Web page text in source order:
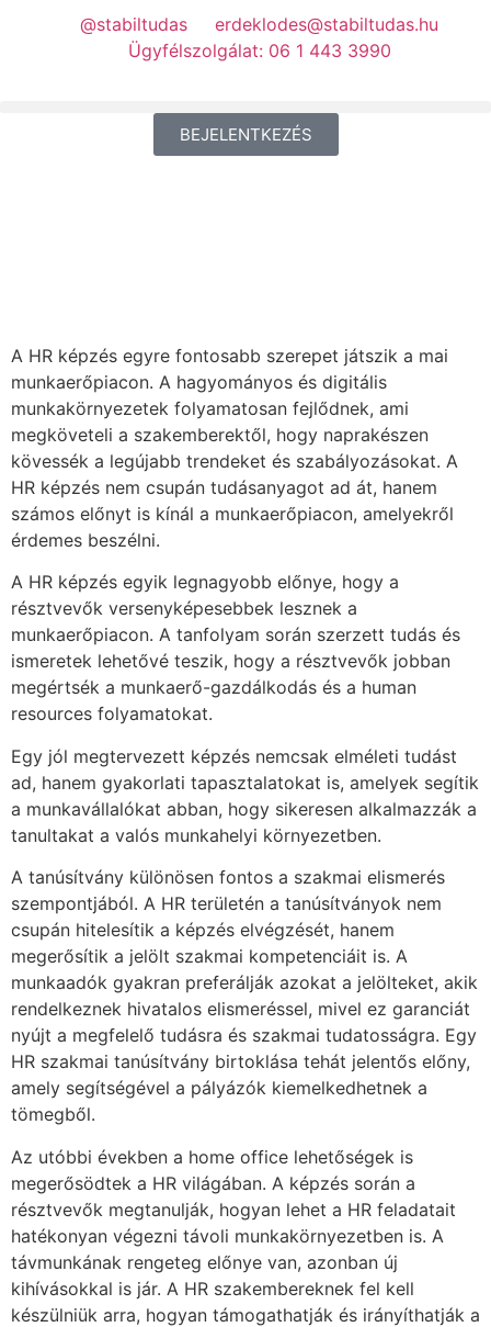
@stabiltudas
erdeklodes@stabiltudas.hu
Ügyfélszolgálat: 06 1 443 3990
BEJELENTKEZÉS
A HR képzés egyre fontosabb szerepet játszik a mai
munkaerőpiacon. A hagyományos és digitális
munkakörnyezetek folyamatosan fejlődnek, ami
megköveteli a szakemberektől, hogy naprakészen
kövessék a legújabb trendeket és szabályozásokat. A
HR képzés nem csupán tudásanyagot ad át, hanem
számos előnyt is kínál a munkaerőpiacon, amelyekről
érdemes beszélni.
A HR képzés egyik legnagyobb előnye, hogy a
résztvevők versenyképesebbek lesznek a
munkaerőpiacon. A tanfolyam során szerzett tudás és
ismeretek lehetővé teszik, hogy a résztvevők jobban
megértsék a munkaerő-gazdálkodás és a human
resources folyamatokat.
Egy jól megtervezett képzés nemcsak elméleti tudást
ad, hanem gyakorlati tapasztalatokat is, amelyek segítik
a munkavállalókat abban, hogy sikeresen alkalmazzák a
tanultakat a valós munkahelyi környezetben.
A tanúsítvány különösen fontos a szakmai elismerés
szempontjából. A HR területén a tanúsítványok nem
csupán hitelesítik a képzés elvégzését, hanem
megerősítik a jelölt szakmai kompetenciáit is. A
munkaadók gyakran preferálják azokat a jelölteket, akik
rendelkeznek hivatalos elismeréssel, mivel ez garanciát
nyújt a megfelelő tudásra és szakmai tudatosságra. Egy
HR szakmai tanúsítvány birtoklása tehát jelentős előny,
amely segítségével a pályázók kiemelkedhetnek a
tömegből.
Az utóbbi években a home office lehetőségek is
megerősödtek a HR világában. A képzés során a
résztvevők megtanulják, hogyan lehet a HR feladatait
hatékonyan végezni távoli munkakörnyezetben is. A
távmunkának rengeteg előnye van, azonban új
kihívásokkal is jár. A HR szakembereknek fel kell
készülniük arra, hogyan támogathatják és irányíthatják a